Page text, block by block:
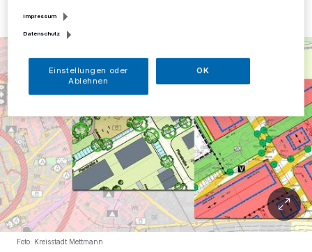
Foto: Kreisstadt Mettmann
Impressum
Datenschutz
Einstellungen oder
Ablehnen
OK